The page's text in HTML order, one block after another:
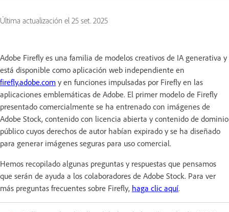
Última actualización el 25 set. 2025
Adobe Firefly es una familia de modelos creativos de IA generativa y
está disponible como aplicación web independiente en
firefly.adobe.com y en funciones impulsadas por Firefly en las
aplicaciones emblemáticas de Adobe. El primer modelo de Firefly
presentado comercialmente se ha entrenado con imágenes de
Adobe Stock, contenido con licencia abierta y contenido de dominio
público cuyos derechos de autor habían expirado y se ha diseñado
para generar imágenes seguras para uso comercial.
Hemos recopilado algunas preguntas y respuestas que pensamos
que serán de ayuda a los colaboradores de Adobe Stock. Para ver
más preguntas frecuentes sobre Firefly, haga clic aquí.